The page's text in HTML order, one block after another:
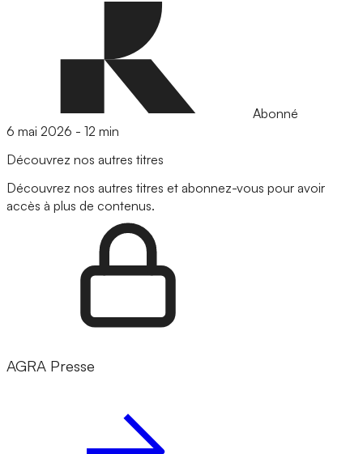
Abonné
6 mai 2026 - 12 min
Découvrez nos autres titres
Découvrez nos autres titres et abonnez-vous pour avoir
accès à plus de contenus.
AGRA Presse